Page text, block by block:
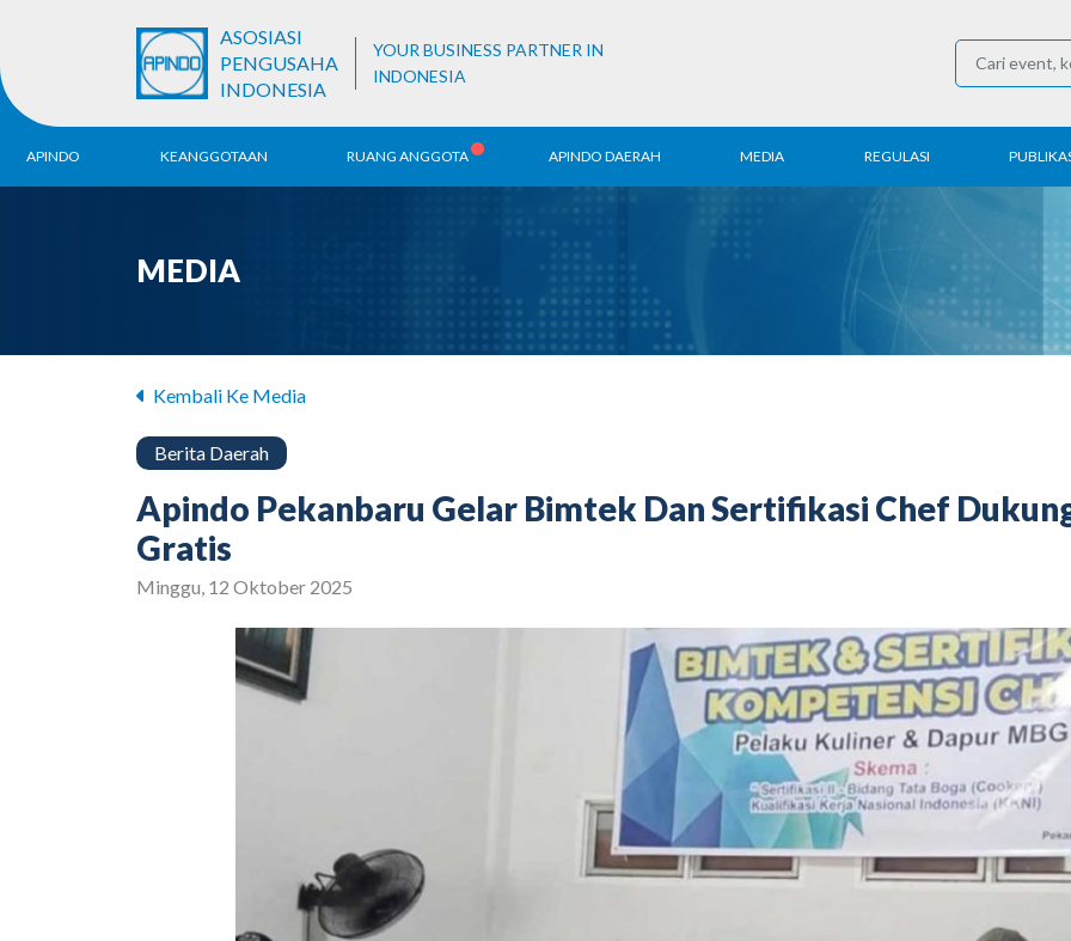
ASOSIASI
PENGUSAHA
INDONESIA
YOUR BUSINESS PARTNER IN
INDONESIA
APINDO KEANGGOTAAN RUANG ANGGOTA APINDO DAERAH MEDIA REGULASI
Buletin
MEDIA
Kembali Ke Media
Berita Daerah
Apindo Pekanbaru Gelar Bimtek Dan Sertifikasi Chef
Gratis
Minggu, 12 Oktober 2025